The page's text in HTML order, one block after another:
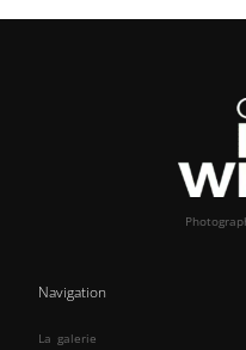
Navigation
La galerie